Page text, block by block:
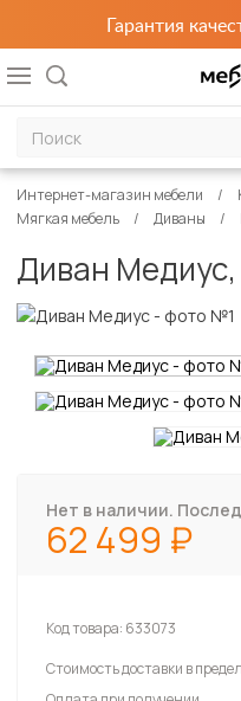
Гарантия
Интернет-магазин мебели
Мягкая мебель
Диваны
Диван
Нет в наличии.
62 499
Код товара: 633073
Стоимость доставки в